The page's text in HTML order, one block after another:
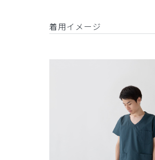
着用イメージ